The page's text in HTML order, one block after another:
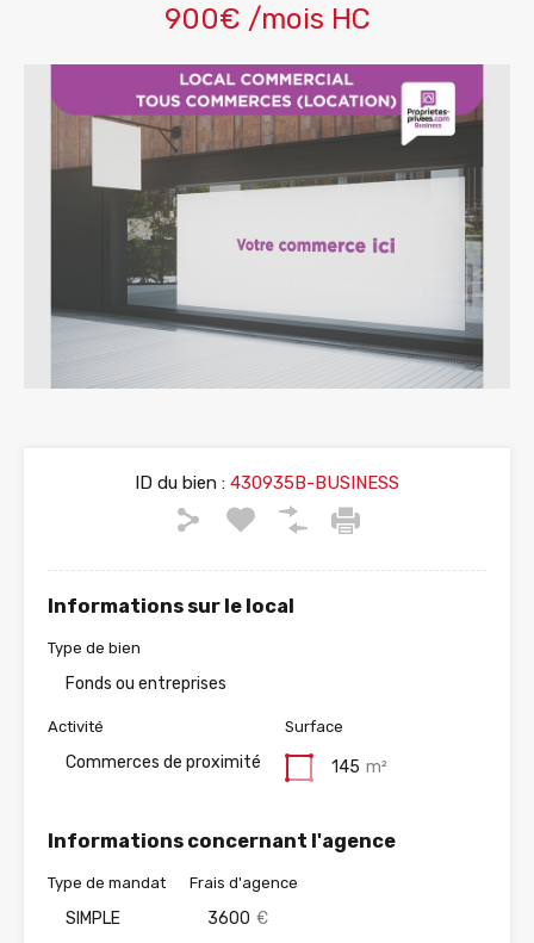
900€ /mois HC
ID du bien : 430935B-BUSINESS
Informations sur le local
Type de bien
Fonds ou entreprises
Activité
Commerces de proximité
Surface
145 m²
Informations concernant l'agence
Type de mandat
SIMPLE
Frais d'agence
3600 €